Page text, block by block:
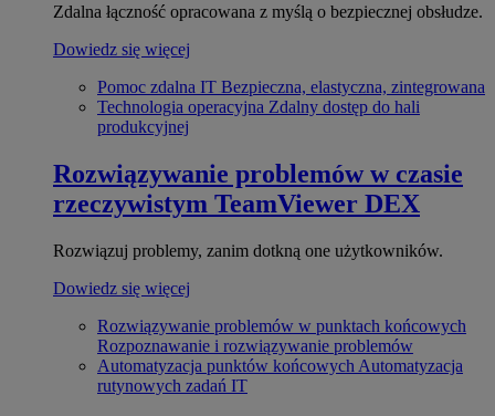
Zdalna łączność opracowana z myślą o bezpiecznej obsłudze.
Dowiedz się więcej
Pomoc zdalna IT Bezpieczna, elastyczna, zintegrowana
Technologia operacyjna Zdalny dostęp do hali
produkcyjnej
Rozwiązywanie problemów w czasie
rzeczywistym TeamViewer DEX
Rozwiązuj problemy, zanim dotkną one użytkowników.
Dowiedz się więcej
Rozwiązywanie problemów w punktach końcowych
Rozpoznawanie i rozwiązywanie problemów
Automatyzacja punktów końcowych Automatyzacja
rutynowych zadań IT